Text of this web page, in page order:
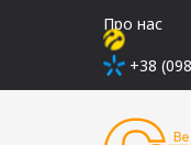
Про нас
+38